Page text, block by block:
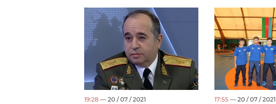
19:28 — 20 / 07 / 2021 17:55 — 20 / 07 / 2021